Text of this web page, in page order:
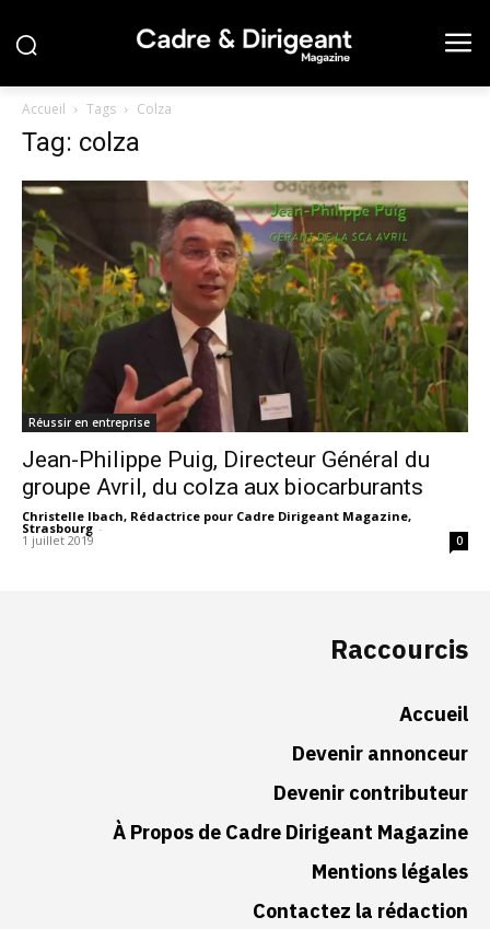
Accueil Tags Colza
Tag: colza
Réussir en entreprise
Jean-Philippe Puig, Directeur Général du
groupe Avril, du colza aux biocarburants
Christelle Ibach, Rédactrice pour Cadre Dirigeant Magazine,
Strasbourg -
1 juillet 2019 0
Raccourcis
Accueil
Devenir annonceur
Devenir contributeur
À Propos de Cadre Dirigeant Magazine
Mentions légales
Contactez la rédaction